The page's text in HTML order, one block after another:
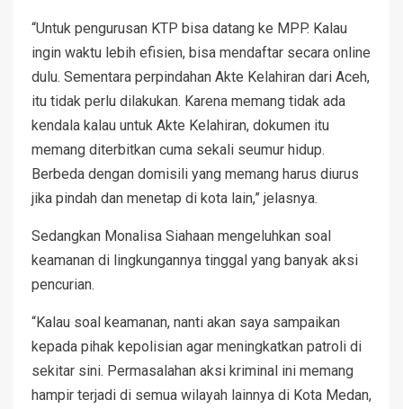
“Untuk pengurusan KTP bisa datang ke MPP. Kalau
ingin waktu lebih efisien, bisa mendaftar secara online
dulu. Sementara perpindahan Akte Kelahiran dari Aceh,
itu tidak perlu dilakukan. Karena memang tidak ada
kendala kalau untuk Akte Kelahiran, dokumen itu
memang diterbitkan cuma sekali seumur hidup.
Berbeda dengan domisili yang memang harus diurus
jika pindah dan menetap di kota lain,” jelasnya.
Sedangkan Monalisa Siahaan mengeluhkan soal
keamanan di lingkungannya tinggal yang banyak aksi
pencurian.
“Kalau soal keamanan, nanti akan saya sampaikan
kepada pihak kepolisian agar meningkatkan patroli di
sekitar sini. Permasalahan aksi kriminal ini memang
hampir terjadi di semua wilayah lainnya di Kota Medan,